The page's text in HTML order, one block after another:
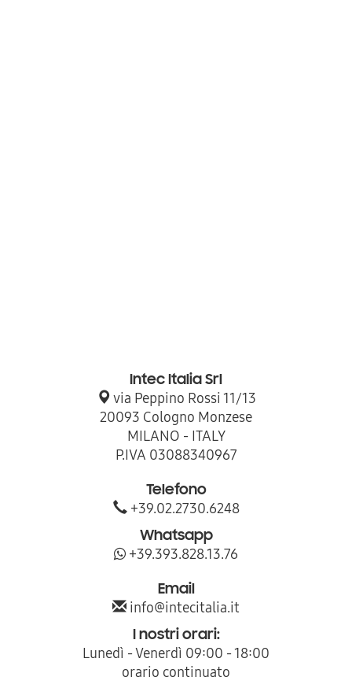
Intec Italia Srl
via Peppino Rossi 11/13
20093 Cologno Monzese
MILANO - ITALY
P.IVA 03088340967
Telefono
+39.02.2730.6248
Whatsapp
+39.393.828.13.76
Email
info@intecitalia.it
I nostri orari:
Lunedì - Venerdì 09:00 - 18:00
orario continuato